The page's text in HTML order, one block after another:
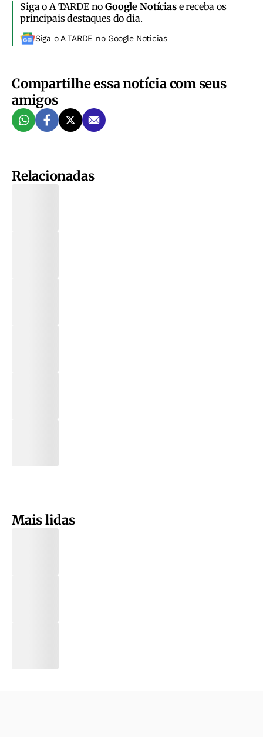
Siga o A TARDE noGoogle Notíciase receba os
principais destaques do dia.
Siga o A TARDE no Google Noticias
Compartilhe essa notícia com seus
amigos
Relacionadas
Mais lidas